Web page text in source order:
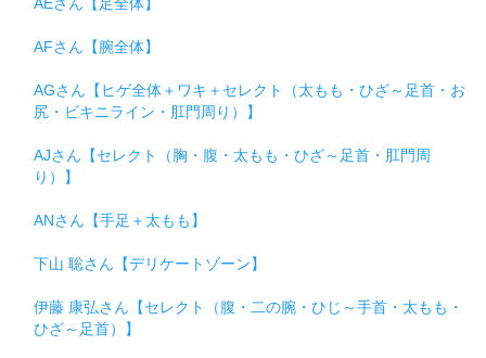
AFさん【腕全体】
AGさん【ヒゲ全体＋ワキ＋セレクト（太もも・ひざ～足首・お
尻・ビキニライン・肛門周り）】
AJさん【セレクト（胸・腹・太もも・ひざ～足首・肛門周
り）】
ANさん【手足＋太もも】
下山 聡さん【デリケートゾーン】
伊藤 康弘さん【セレクト（腹・二の腕・ひじ～手首・太もも・
ひざ～足首）】